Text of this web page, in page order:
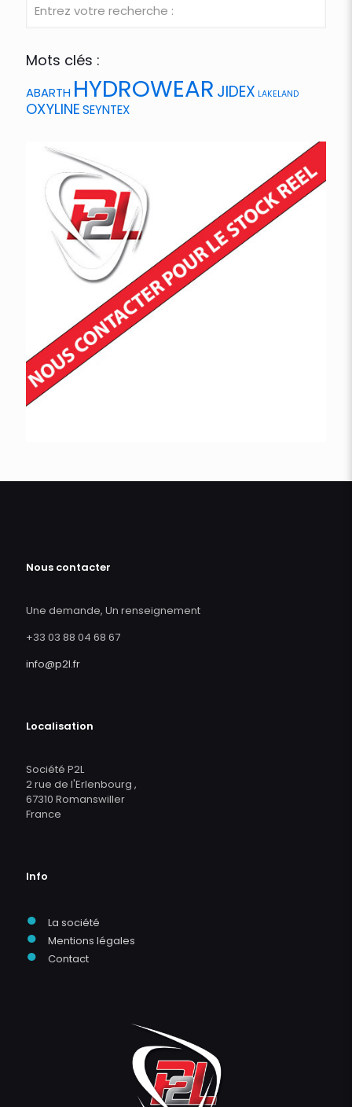
Mots clés :
ABARTH HYDROWEAR JIDEX LAKELAND
OXYLINESEYNTEX
Nous contacter
Une demande, Un renseignement
+33 03 88 04 68 67
info@p2l.fr
Localisation
Société P2L
2 rue de l'Erlenbourg ,
67310 Romanswiller
France
Info
● La société
● Mentions légales
● Contact